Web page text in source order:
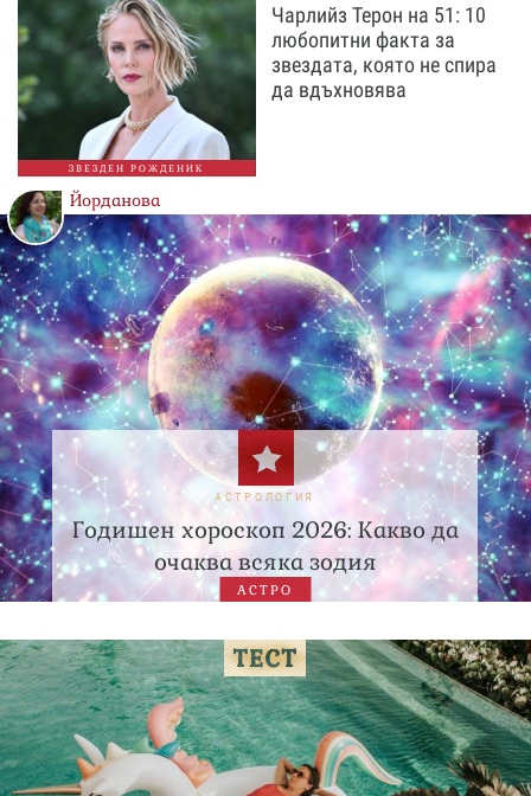
ЗВЕЗДЕН РОЖДЕНИК
Чарлийз Терон на 51: 10
любопитни факта за
звездата, която не спира
да вдъхновява
Йорданова
АСТРОЛОГИЯ
Годишен хороскоп 2026: Какво да
очаква всяка зодия
АСТРО